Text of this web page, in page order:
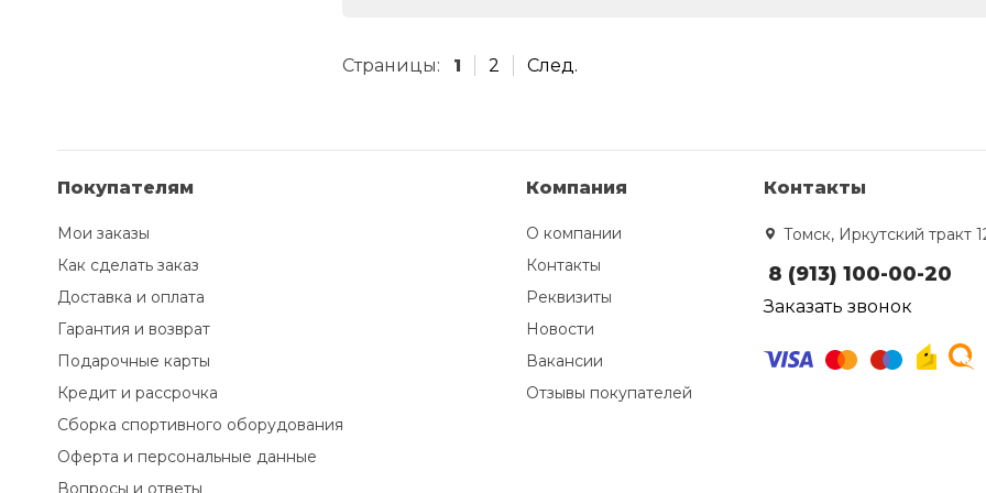
Страницы: 1 2 След.
Покупателям
Мои заказы
Как сделать заказ
Доставка и оплата
Гарантия и возврат
Подарочные карты
Кредит и рассрочка
Сборка спортивного оборудования
Оферта и персональные данные
Вопросы и ответы
Компания
О компании
Контакты
Реквизиты
Новости
Вакансии
Отзывы покупателей
Контакты
Томск, Иркутский тракт
8 (913) 100-00-20
Заказать звонок